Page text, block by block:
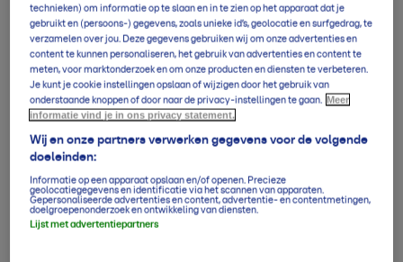
Verwachting overzicht
5-daagse per uur
14-daagse verwachting
Klimaatgemiddelden
technieken) om informatie op te slaan en in te zien op het apparaat dat je
gebruikt en (persoons-) gegevens, zoals unieke id’s, geolocatie en surfgedrag, te
verzamelen over jou. Deze gegevens gebruiken wij om onze advertenties en
content te kunnen personaliseren, het gebruik van advertenties en content te
meten, voor marktonderzoek en om onze producten en diensten te verbeteren.
Je kunt je cookie instellingen opslaan of wijzigen door het gebruik van
onderstaande knoppen of door naar de privacy-instellingen te gaan. Meer
informatie vind je in ons privacy statement.
Wij en onze partners verwerken gegevens voor de volgende
doeleinden:
Informatie op een apparaat opslaan en/of openen. Precieze
geolocatiegegevens en identificatie via het scannen van apparaten.
Gepersonaliseerde advertenties en content, advertentie- en contentmetingen,
doelgroepenonderzoek en ontwikkeling van diensten.
Lijst met advertentiepartners